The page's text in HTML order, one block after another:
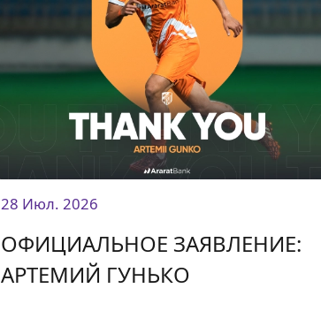
28 Июл. 2026
ОФИЦИАЛЬНОЕ ЗАЯВЛЕНИЕ:
АРТЕМИЙ ГУНЬКО